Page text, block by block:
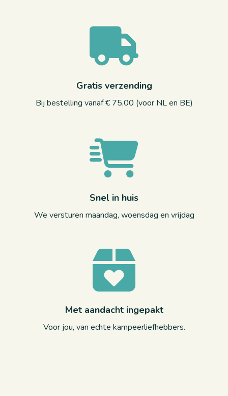
Gratis verzending
Bij bestelling vanaf € 75,00 (voor NL en BE)
Snel in huis
We versturen maandag, woensdag en vrijdag
Met aandacht ingepakt
Voor jou, van echte kampeerliefhebbers.